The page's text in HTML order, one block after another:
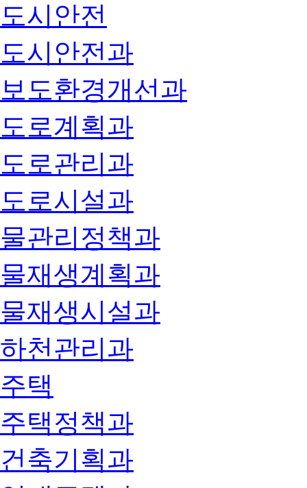
도시안전
도시안전과
보도환경개선과
도로계획과
도로관리과
도로시설과
물관리정책과
물재생계획과
물재생시설과
하천관리과
주택
주택정책과
건축기획과